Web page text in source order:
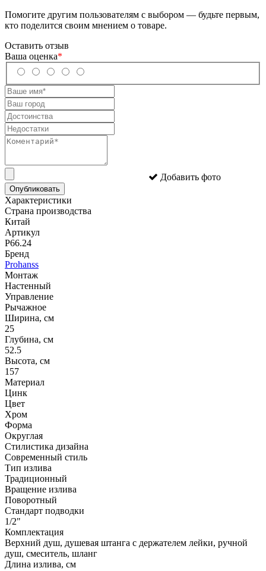
Помогите другим пользователям с выбором — будьте первым,
кто поделится своим мнением о товаре.
Оставить отзыв
Ваша оценка*
Добавить фото
Опубликовать
Характеристики
Страна производства
Китай
Артикул
P66.24
Бренд
Prohanss
Монтаж
Настенный
Управление
Рычажное
Ширина, см
25
Глубина, см
52.5
Высота, см
157
Материал
Цинк
Цвет
Хром
Форма
Округлая
Стилистика дизайна
Современный стиль
Тип излива
Традиционный
Вращение излива
Поворотный
Стандарт подводки
1/2"
Комплектация
Верхний душ, душевая штанга с держателем лейки, ручной
душ, смеситель, шланг
Длина излива, см